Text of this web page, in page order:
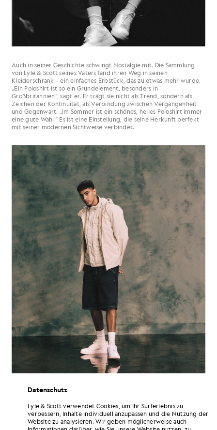
Auch in seiner Geschichte schwingt Nostalgie mit. Die Sammlung
von Lyle & Scott seines Vaters fand ihren Weg in seinen
Kleiderschrank – ein einfaches Erbstück, das zu etwas mehr wurde.
„Ein Poloshirt ist so ein Grundelement, besonders in
Großbritannien“, sagt er. Er trägt sie nicht als Trend, sondern als
Zeichen der Kontinuität, als Verbindung zwischen Vergangenheit
und Gegenwart. „Im Sommer ist ein schönes, helles Poloshirt immer
eine gute Wahl.“ Es ist eine Einstellung, die seine Herkunft perfekt
mit seiner modernen Sichtweise verbindet.
Musikalisch ist Omar+ auf einem guten Weg. „Ich bin wirklich
zufrieden mit der Musik, die ich gerade mache“, sagt er – mit
ruhiger Stimme, aber einem Funken in den Augen, der vermuten
Datenschutz
Lyle & Scott verwendet Cookies, um Ihr Surferlebnis zu
verbessern, Inhalte individuell anzupassen und die Nutzung der
Website zu analysieren. Wir geben möglicherweise auch